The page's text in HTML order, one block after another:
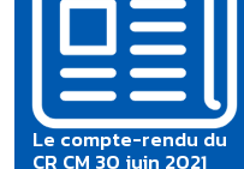
Le compte-rendu du
CR CM 30 juin 2021